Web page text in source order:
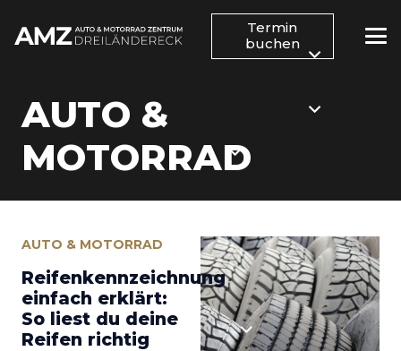
Termin
buchen
AUTO &
MOTORRAD
AUTO & MOTORRAD
Reifenkennzeichnung
einfach erklärt:
So liest du deine
Reifen richtig